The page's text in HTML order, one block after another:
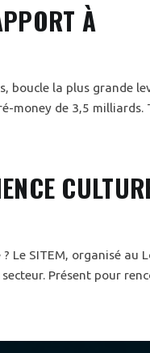
À
boucle la plus grande
money de 3,5 milliards.
Le SITEM, organisé au
Présent pour